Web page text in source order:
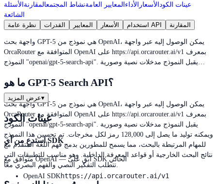
عينات الكود الأسعار الأداء المعايير العامةنشاط المجتمعالمقارنة الأسئلة
الشائعة
نظرة عامة
القدرات المعايير الأسعار استخدام API المقارنة
واجهة بحث GPT-5 هي نموذج من OpenAI، يمكن الوصول إليه عبر واجهة
OrcaRouter المتوافقة مع OpenAI على https://api.orcarouter.ai/v1 بمعرف
ما هو GPT-5 Search API؟
واجهة بحث GPT-5 هي نموذج من OpenAI، يمكن الوصول إليه عبر واجهة
OrcaRouter المتوافقة مع OpenAI على https://api.orcarouter.ai/v1 بمعرف
النموذج "openai/gpt-5-search-api". يقبل النموذج مدخلات نصية وصورية
ويمكنه توليد ما يصل إلى 128,000 رمز لكل مخرجات. تم تحسين هذا النموذج
للمهام المرتبطة بالبحث، مما يسمح للمطورين بدمج فهم اللغة المتقدم مع
نتائج البحث الخارجية أو قواعد المعرفة الداخلية. وهو مناسب للتطبيقات التي
عرض المزيد▾
عينات الكود
استدعِ من أي SDK
متوافق مع OpenAI — أبقِ على SDK الحالي
OpenAI SDKhttps://api.orcarouter.ai/v1